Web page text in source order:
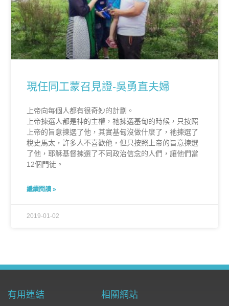
現任同工蒙召見證-吳勇直夫婦
上帝向每個人都有很奇妙的計劃。
上帝揀選人都是神的主權，祂揀選基甸的時候，只按照
上帝的旨意揀選了他，其實基甸沒做什麼了，祂揀選了
稅史馬太，許多人不喜歡他，但只按照上帝的旨意揀選
了他，耶穌基督揀選了不同政治信念的人們，讓他們當
12個門徒。
繼續閱讀 »
2019-01-02
有用連結 相關網站